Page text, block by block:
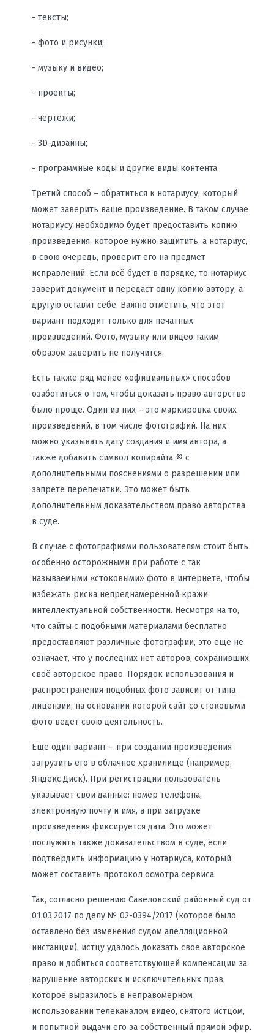
- тексты;
- фото и рисунки;
- музыку и видео;
- проекты;
- чертежи;
- 3D-дизайны;
- программные коды и другие виды контента.
Третий способ – обратиться к нотариусу, который
может заверить ваше произведение. В таком случае
нотариусу необходимо будет предоставить копию
произведения, которое нужно защитить, а нотариус,
в свою очередь, проверит его на предмет
исправлений. Если всё будет в порядке, то нотариус
заверит документ и передаст одну копию автору, а
другую оставит себе. Важно отметить, что этот
вариант подходит только для печатных
произведений. Фото, музыку или видео таким
образом заверить не получится.
Есть также ряд менее «официальных» способов
озаботиться о том, чтобы доказать право авторство
было проще. Один из них – это маркировка своих
произведений, в том числе фотографий. На них
можно указывать дату создания и имя автора, а
также добавить символ копирайта © с
дополнительными пояснениями о разрешении или
запрете перепечатки. Это может быть
дополнительным доказательством право авторства
в суде.
В случае с фотографиями пользователям стоит быть
особенно осторожными при работе с так
называемыми «стоковыми» фото в интернете, чтобы
избежать риска непреднамеренной кражи
интеллектуальной собственности. Несмотря на то,
что сайты с подобными материалами бесплатно
предоставляют различные фотографии, это еще не
означает, что у последних нет авторов, сохранивших
своё авторское право. Порядок использования и
распространения подобных фото зависит от типа
лицензии, на основании которой сайт со стоковыми
фото ведет свою деятельность.
Еще один вариант – при создании произведения
загрузить его в облачное хранилище (например,
Яндекс.Диск). При регистрации пользователь
указывает свои данные: номер телефона,
электронную почту и имя, а при загрузке
произведения фиксируется дата. Это может
послужить также доказательством в суде, если
подтвердить информацию у нотариуса, который
может составить протокол осмотра сервиса.
Так, согласно решению Савёловский районный суд от
01.03.2017 по делу № 02-0394/2017 (которое было
оставлено без изменения судом апелляционной
инстанции), истцу удалось доказать свое авторское
право и добиться соответствующей компенсации за
нарушение авторских и исключительных прав,
которое выразилось в неправомерном
использовании телеканалом видео, снятого истцом,
и попыткой выдачи его за собственный прямой эфир.